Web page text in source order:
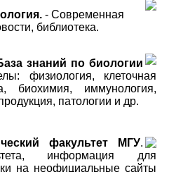
- Современная
библиотека.
знаний по биологии
физиология, клеточная
биохимия, иммунология,
патологии и др.
факультет МГУ.
информация для
на неофициальные сайты